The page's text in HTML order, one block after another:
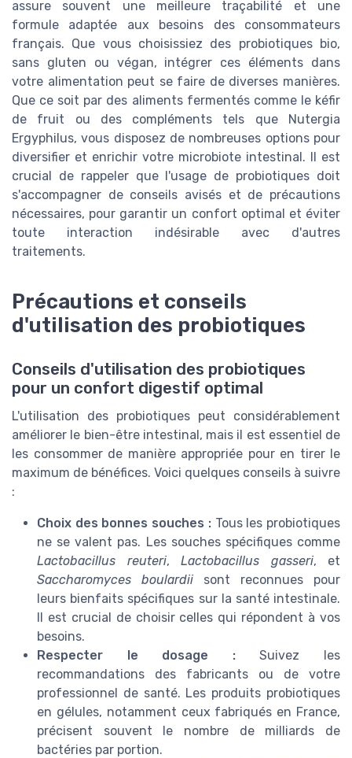
assure souvent une meilleure traçabilité et une
formule adaptée aux besoins des consommateurs
français. Que vous choisissiez des probiotiques bio,
sans gluten ou végan, intégrer ces éléments dans
votre alimentation peut se faire de diverses manières.
Que ce soit par des aliments fermentés comme le kéfir
de fruit ou des compléments tels que Nutergia
Ergyphilus, vous disposez de nombreuses options pour
diversifier et enrichir votre microbiote intestinal. Il est
crucial de rappeler que l'usage de probiotiques doit
s'accompagner de conseils avisés et de précautions
nécessaires, pour garantir un confort optimal et éviter
toute interaction indésirable avec d'autres
traitements.
Précautions et conseils
d'utilisation des probiotiques
Conseils d'utilisation des probiotiques
pour un confort digestif optimal
L'utilisation des probiotiques peut considérablement
améliorer le bien-être intestinal, mais il est essentiel de
les consommer de manière appropriée pour en tirer le
maximum de bénéfices. Voici quelques conseils à suivre
:
Choix des bonnes souches :Tous les probiotiques
ne se valent pas. Les souches spécifiques comme
Lactobacillus reuteri, Lactobacillus gasseri, et
Saccharomyces boulardii sont reconnues pour
leurs bienfaits spécifiques sur la santé intestinale.
Il est crucial de choisir celles qui répondent à vos
besoins.
Respecter le dosage :Suivez les
recommandations des fabricants ou de votre
professionnel de santé. Les produits probiotiques
en gélules, notamment ceux fabriqués en France,
précisent souvent le nombre de milliards de
bactéries par portion.